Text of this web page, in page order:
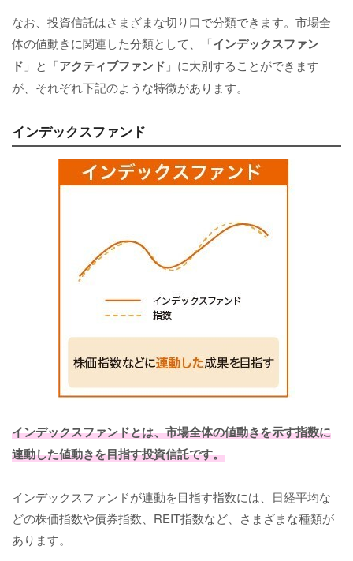
なお、投資信託はさまざまな切り口で分類できます。市場全
体の値動きに関連した分類として、「インデックスファン
ド 」と「アクティブファンド 」に大別することができます
が、それぞれ下記のような特徴があります。
インデックスファンド
インデックスファンドとは、市場全体の値動きを示す指数に
連動した値動きを目指す投資信託です。
インデックスファンドが連動を目指す指数には、日経平均な
どの株価指数や債券指数、REIT指数など、さまざまな種類が
あります。